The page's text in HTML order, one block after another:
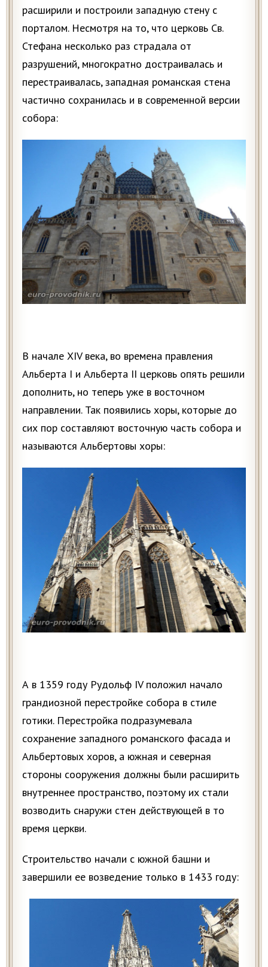
расширили и построили западную стену с
порталом. Несмотря на то, что церковь Св.
Стефана несколько раз страдала от
разрушений, многократно достраивалась и
перестраивалась, западная романская стена
частично сохранилась и в современной версии
собора:
В начале XIV века, во времена правления
Альберта I и Альберта II церковь опять решили
дополнить, но теперь уже в восточном
направлении. Так появились хоры, которые до
сих пор составляют восточную часть собора и
называются Альбертовы хоры:
А в 1359 году Рудольф IV положил начало
грандиозной перестройке собора в стиле
готики. Перестройка подразумевала
сохранение западного романского фасада и
Альбертовых хоров, а южная и северная
стороны сооружения должны были расширить
внутреннее пространство, поэтому их стали
возводить снаружи стен действующей в то
время церкви.
Строительство начали с южной башни и
завершили ее возведение только в 1433 году: